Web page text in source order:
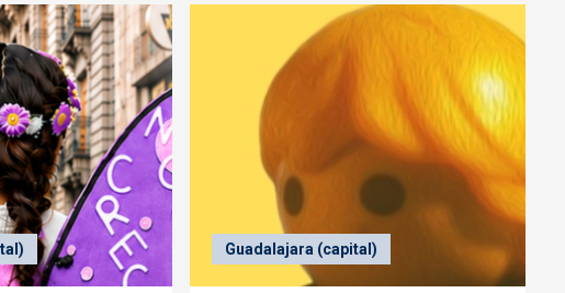
Guadalajara (capital)